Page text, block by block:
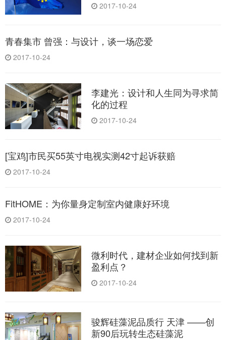
2017-10-24
青春集市 曾强：与设计，谈一场恋爱
2017-10-24
李建光：设计和人生同为寻求简
化的过程
2017-10-24
[宝鸡]市民买55英寸电视实测42寸起诉获赔
2017-10-24
FitHOME：为你量身定制室内健康好环境
2017-10-24
微利时代，建材企业如何找到新
盈利点？
2017-10-24
骏辉硅藻泥品质行 天津 ——创
新90后玩转生态硅藻泥